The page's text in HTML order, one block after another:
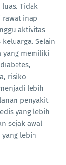
Tidak
rawat inap
aktivitas
Selain
yang memiliki
risiko
lebih
penyakit
yang lebih
sejak awal
lebih